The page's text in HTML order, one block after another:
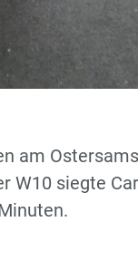
am
W10 siegte